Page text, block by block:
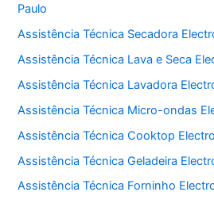
Paulo
Assistência Técnica Secadora
Assistência Técnica Lava e Seca
Assistência Técnica Lavadora
Assistência Técnica Micro-ondas
Assistência Técnica Cooktop
Assistência Técnica Geladeira
Assistência Técnica Forninho